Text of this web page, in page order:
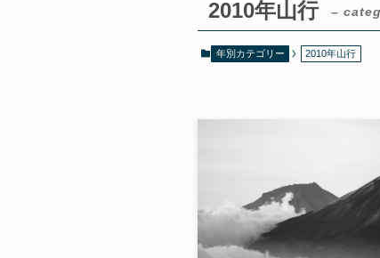
2010年山行 –
年別カテゴリー 2010年山行